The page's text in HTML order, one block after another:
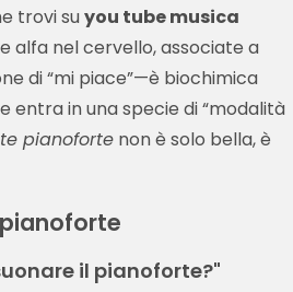
trovi suyou tube musica
alfa nel cervello, associate a
di “mi piace”—è biochimica
entra in una specie di “modalità
pianoforte non è solo bella, è
il pianoforte?"